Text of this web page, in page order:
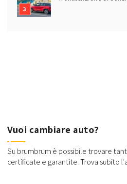
Vuoi cambiare auto?
Su brumbrum è possibile trovare
certificate e garantite. Trova subito